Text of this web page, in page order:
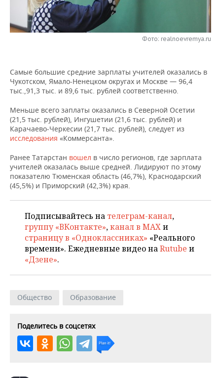
НЕФТЕХИМИЯ
НЕФТЬ
ЭНЕРГЕТИКА
РОЗНИЧНАЯ ТОРГОВЛЯ
НОВОСТИ ТЕХНОЛОГИЙ
ТЕЛЕКОММУНИКАЦИИ
МЕРОПРИЯТИЯ
БИЗНЕС-БРАНЧИ
ONLINE-КОНФЕРЕНЦИИ
ОТКРЫТАЯ ЛЕКЦИЯ
ФУТБОЛ
ХОККЕЙ
БАСКЕТБОЛ
ВОЛЕЙБОЛ
КИБЕРСПОРТ
ФИГУРНОЕ КАТАНИЕ
ВОДНЫЕ ВИДЫ СПОРТА
ХОККЕЙ С МЯЧОМ
НОВОСТИ ОБЩЕСТВА
ВЛАСТЬ
ИНФРАСТРУКТУРА
ИСТОРИЯ
КУЛЬТУРА
МЕДИЦИНА
ОБРАЗОВАНИЕ
ПРОИСШЕСТВИЯ
ФОТОГАЛЕРЕЯ
СЮЖЕТЫ
СПРАВОЧНИК
СПИСОК ПЕРСОН
СПИСОК КОМПАНИЙ
ПОЛНАЯ ВЕРСИЯ
Фото: realnoevremya.ru
Самые большие средние зарплаты учителей оказались в
Чукотском, Ямало-Ненецком округах и Москве — 96,4
тыс.,91,3 тыс. и 89,6 тыс. рублей соответственно.
Меньше всего заплаты оказались в Северной Осетии
(21,5 тыс. рублей), Ингушетии (21,6 тыс. рублей) и
Карачаево-Черкесии (21,7 тыс. рублей), следует из
исследования «Коммерсанта».
Ранее Татарстан вошел в число регионов, где зарплата
учителей оказалась выше средней. Лидируют по этому
показателю Тюменская область (46,7%), Краснодарский
(45,5%) и Приморский (42,3%) края.
Подписывайтесь на телеграм-канал,
группу «ВКонтакте»,канал в MAXи
страницу в «Одноклассниках» «Реального
времени». Ежедневные видео наRutube и
«Дзене».
Общество Образование
Поделитесь в соцсетях